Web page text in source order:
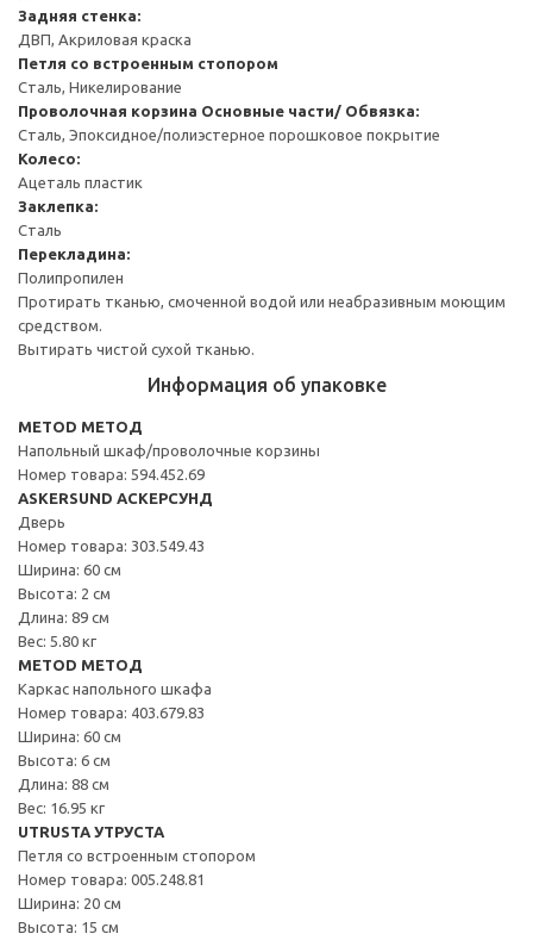
Задняя стенка:
ДВП, Акриловая краска
Петля со встроенным стопором
Сталь, Никелирование
Проволочная корзина Основные части/ Обвязка:
Сталь, Эпоксидное/полиэстерное порошковое покрытие
Колесо:
Ацеталь пластик
Заклепка:
Сталь
Перекладина:
Полипропилен
Протирать тканью, смоченной водой или неабразивным моющим
средством.
Вытирать чистой сухой тканью.
Информация об упаковке
METOD МЕТОД
Напольный шкаф/проволочные корзины
Номер товара: 594.452.69
ASKERSUND АСКЕРСУНД
Дверь
Номер товара: 303.549.43
Ширина: 60 см
Высота: 2 см
Длина: 89 см
Вес: 5.80 кг
METOD МЕТОД
Каркас напольного шкафа
Номер товара: 403.679.83
Ширина: 60 см
Высота: 6 см
Длина: 88 см
Вес: 16.95 кг
UTRUSTA УТРУСТА
Петля со встроенным стопором
Номер товара: 005.248.81
Ширина: 20 см
Высота: 15 см